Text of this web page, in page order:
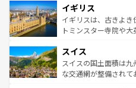
香り高いラベンダー畑
らに、パリ以外の地
も豊かな歴史と文化が
を参照してほしい。
顔を持つこの国は、ど
ルリンの文化的活気
してライン川沿いの
は、お酒好きな人にはぜひ体
ドイツ情報はコンテン
イギリス
イギリスは、古きよ
トミンスター寺院や
リアごとに異なる魅力
ティー、ビール好き
戦など、本場だから
スイス
スイスの国土面積は
な交通網が整備され